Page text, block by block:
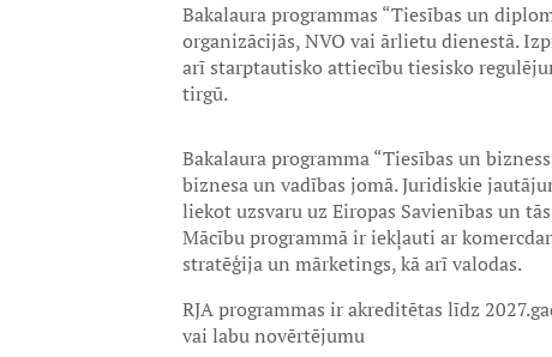
Bakalaura programmas “Tiesības un
organizācijās, NVO vai ārlietu dienestā.
arī starptautisko attiecību tiesisko
tirgū.
Bakalaura programma “Tiesības un
biznesa un vadības jomā. Juridiskie
liekot uzsvaru uz Eiropas Savienības un
Mācību programmā ir iekļauti ar
stratēģija un mārketings, kā arī valodas.
RJA programmas ir akreditētas līdz
vai labu novērtējumu